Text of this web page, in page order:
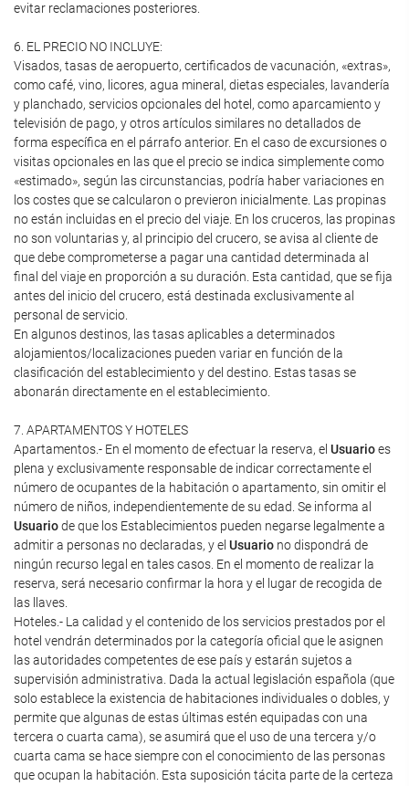
evitar reclamaciones posteriores.
6. EL PRECIO NO INCLUYE:
Visados, tasas de aeropuerto, certificados de vacunación, «extras»,
como café, vino, licores, agua mineral, dietas especiales, lavandería
y planchado, servicios opcionales del hotel, como aparcamiento y
televisión de pago, y otros artículos similares no detallados de
forma específica en el párrafo anterior. En el caso de excursiones o
visitas opcionales en las que el precio se indica simplemente como
«estimado», según las circunstancias, podría haber variaciones en
los costes que se calcularon o previeron inicialmente. Las propinas
no están incluidas en el precio del viaje. En los cruceros, las propinas
no son voluntarias y, al principio del crucero, se avisa al cliente de
que debe comprometerse a pagar una cantidad determinada al
final del viaje en proporción a su duración. Esta cantidad, que se fija
antes del inicio del crucero, está destinada exclusivamente al
personal de servicio.
En algunos destinos, las tasas aplicables a determinados
alojamientos/localizaciones pueden variar en función de la
clasificación del establecimiento y del destino. Estas tasas se
abonarán directamente en el establecimiento.
7. APARTAMENTOS Y HOTELES
Apartamentos.- En el momento de efectuar la reserva, el Usuarioes
plena y exclusivamente responsable de indicar correctamente el
número de ocupantes de la habitación o apartamento, sin omitir el
número de niños, independientemente de su edad. Se informa al
Usuariode que los Establecimientos pueden negarse legalmente a
admitir a personas no declaradas, y el Usuario no dispondrá de
ningún recurso legal en tales casos. En el momento de realizar la
reserva, será necesario confirmar la hora y el lugar de recogida de
las llaves.
Hoteles.- La calidad y el contenido de los servicios prestados por el
hotel vendrán determinados por la categoría oficial que le asignen
las autoridades competentes de ese país y estarán sujetos a
supervisión administrativa. Dada la actual legislación española (que
solo establece la existencia de habitaciones individuales o dobles, y
permite que algunas de estas últimas estén equipadas con una
tercera o cuarta cama), se asumirá que el uso de una tercera y/o
cuarta cama se hace siempre con el conocimiento de las personas
que ocupan la habitación. Esta suposición tácita parte de la certeza